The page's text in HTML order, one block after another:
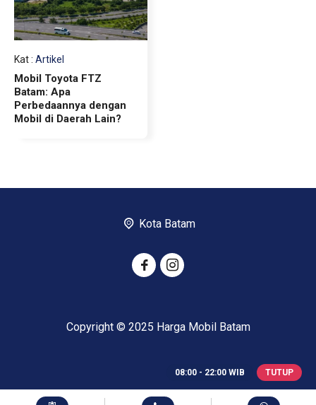
08:00 - 22:00 WIB TUTUP
Artikel
Kat: Artikel
Mobil Toyota FTZ
Batam: Apa
Perbedaannya dengan
Mobil di Daerah Lain?
Kota Batam
Copyright © 2025 Harga Mobil Batam